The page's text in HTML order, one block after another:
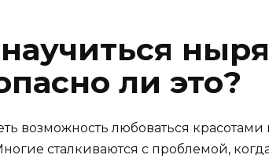
ли это?
возможность любоваться
сталкиваются с проблемой,